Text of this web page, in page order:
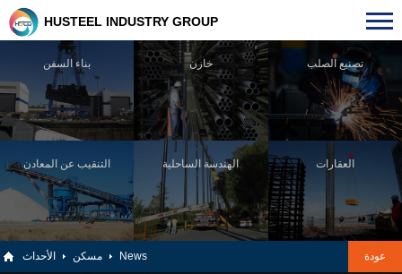
بناء السفن خازن تصنيع الصلب
التنقيب عن المعادن الهندسة الساحلية العقارات
HUSTEEL INDUSTRY GROUP
عودة مسكن الأحداث News